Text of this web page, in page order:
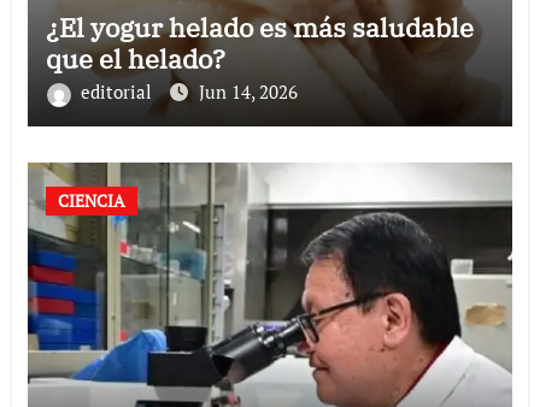
¿El yogur helado es más saludable
que el helado?
editorial Jun 14, 2026
CIENCIA